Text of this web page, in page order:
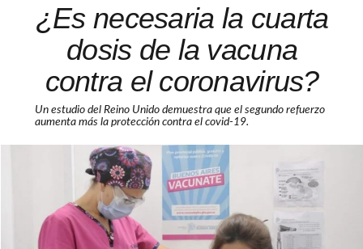
¿Es necesaria la cuarta
dosis de la vacuna
contra el coronavirus?
Un estudio del Reino Unido demuestra que el segundo refuerzo
aumenta más la protección contra el covid-19.